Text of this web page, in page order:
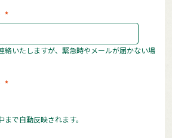
いたしますが、緊急時やメールが届かない場
で自動反映されます。